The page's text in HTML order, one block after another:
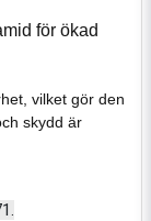
för ökad
vilket gör den
skydd är